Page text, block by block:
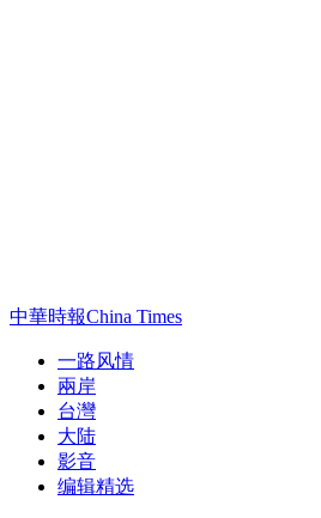
中華時報China Times
一路风情
兩岸
台灣
大陆
影音
编辑精选